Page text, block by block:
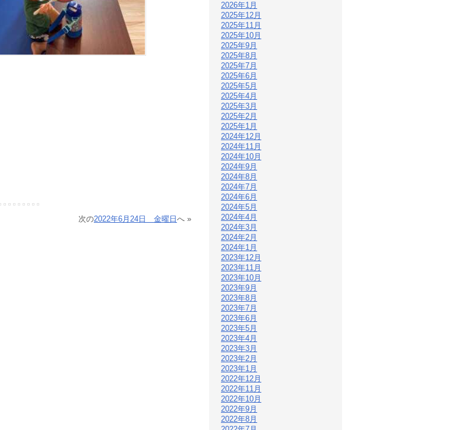
2026年1月
2025年12月
2025年11月
2025年10月
2025年9月
2025年8月
2025年7月
2025年6月
2025年5月
2025年4月
2025年3月
2025年2月
2025年1月
2024年12月
2024年11月
2024年10月
2024年9月
2024年8月
2024年7月
2024年6月
2024年5月
2024年4月
2024年3月
2024年2月
2024年1月
2023年12月
2023年11月
2023年10月
2023年9月
2023年8月
2023年7月
2023年6月
2023年5月
2023年4月
2023年3月
2023年2月
2023年1月
2022年12月
2022年11月
2022年10月
2022年9月
2022年8月
次の2022年6月24日 金曜日 へ »